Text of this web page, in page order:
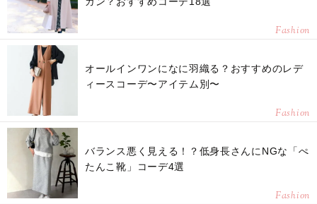
Fashion
オールインワンになに羽織る？おすすめのレデ
ィースコーデ〜アイテム別〜
Fashion
バランス悪く見える！？低身長さんにNGな「ぺ
たんこ靴」コーデ4選
Fashion